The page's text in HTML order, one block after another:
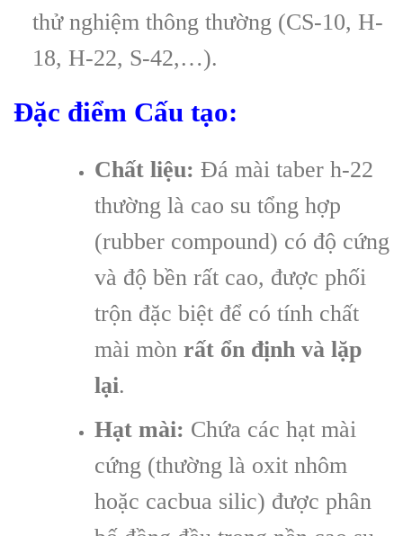
thử nghiệm thông thường (CS-10, H-
18, H-22, S-42,…).
Đặc điểm Cấu tạo:
Chất liệu: Đá mài taber h-22
thường là cao su tổng hợp
(rubber compound) có độ cứng
và độ bền rất cao, được phối
trộn đặc biệt để có tính chất
mài mòn rất ổn định và lặp
lại.
Hạt mài: Chứa các hạt mài
cứng (thường là oxit nhôm
hoặc cacbua silic) được phân